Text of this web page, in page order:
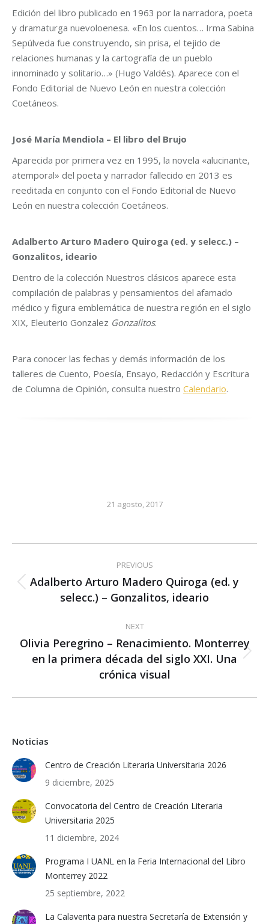
Edición del libro publicado en 1963 por la narradora, poeta
y dramaturga nuevoloenesa. «En los cuentos… Irma Sabina
Sepúlveda fue construyendo, sin prisa, el tejido de
relaciones humanas y la cartografía de un pueblo
innominado y solitario…» (Hugo Valdés). Aparece con el
Fondo Editorial de Nuevo León en nuestra colección
Coetáneos.
José María Mendiola – El libro del Brujo
Aparecida por primera vez en 1995, la novela «alucinante,
atemporal» del poeta y narrador fallecido en 2013 es
reeditada en conjunto con el Fondo Editorial de Nuevo
León en nuestra colección Coetáneos.
Adalberto Arturo Madero Quiroga (ed. y selecc.) –
Gonzalitos, ideario
Dentro de la colección Nuestros clásicos aparece esta
compilación de palabras y pensamientos del afamado
médico y figura emblemática de nuestra región en el siglo
XIX, Eleuterio Gonzalez Gonzalitos.
Para conocer las fechas y demás información de los
talleres de Cuento, Poesía, Ensayo, Redacción y Escritura
de Columna de Opinión, consulta nuestro Calendario.
21 agosto, 2017
navigation
PREVIOUS
Previous
post:
Adalberto Arturo Madero Quiroga (ed. y
selecc.) – Gonzalitos, ideario
NEXT
Next
post:
Olivia Peregrino – Renacimiento. Monterrey
en la primera década del siglo XXI. Una
crónica visual
Noticias
Centro de Creación Literaria Universitaria 2026
9 diciembre, 2025
Convocatoria del Centro de Creación Literaria
Universitaria 2025
11 diciembre, 2024
Programa I UANL en la Feria Internacional del Libro
Monterrey 2022
25 septiembre, 2022
La Calaverita para nuestra Secretaría de Extensión y